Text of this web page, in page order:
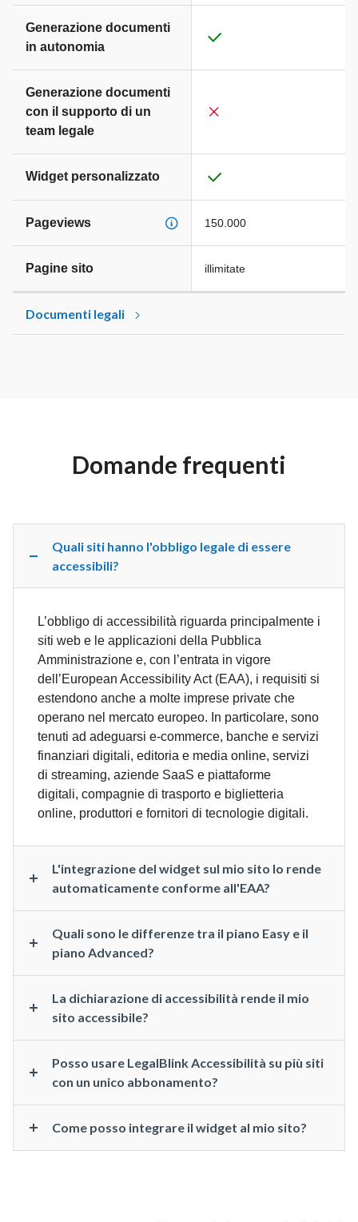
Generazione documenti
in autonomia
Generazione documenti
con il supporto di un
team legale
Widget personalizzato
Pageviews 150.000
Pagine sito illimitate
Documenti legali
Domande frequenti
Quali siti hanno l'obbligo legale di essere
accessibili?
L’obbligo di accessibilità riguarda principalmente i
siti web e le applicazioni della Pubblica
Amministrazione e, con l’entrata in vigore
dell’European Accessibility Act (EAA), i requisiti si
estendono anche a molte imprese private che
operano nel mercato europeo. In particolare, sono
tenuti ad adeguarsi e-commerce, banche e servizi
finanziari digitali, editoria e media online, servizi
di streaming, aziende SaaS e piattaforme
digitali, compagnie di trasporto e biglietteria
online, produttori e fornitori di tecnologie digitali.
L'integrazione del widget sul mio sito lo rende
automaticamente conforme all'EAA?
Quali sono le differenze tra il piano Easy e il
piano Advanced?
La dichiarazione di accessibilità rende il mio
sito accessibile?
Posso usare LegalBlink Accessibilità su più siti
con un unico abbonamento?
Come posso integrare il widget al mio sito?